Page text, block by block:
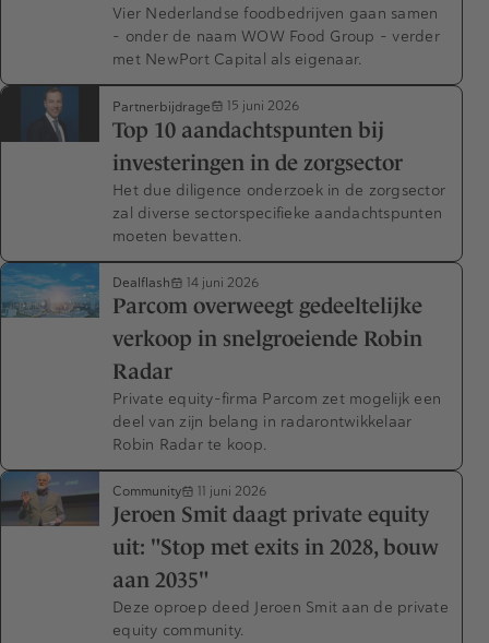
Vier Nederlandse foodbedrijven gaan samen
– onder de naam WOW Food Group – verder
met NewPort Capital als eigenaar.
Partnerbijdrage 15 juni 2026
Top 10 aandachtspunten bij
investeringen in de zorgsector
Het due diligence onderzoek in de zorgsector
zal diverse sectorspecifieke aandachtspunten
moeten bevatten.
Dealflash 14 juni 2026
Parcom overweegt gedeeltelijke
verkoop in snelgroeiende Robin
Radar
Private equity-firma Parcom zet mogelijk een
deel van zijn belang in radarontwikkelaar
Robin Radar te koop.
Community 11 juni 2026
Jeroen Smit daagt private equity
uit: "Stop met exits in 2028, bouw
aan 2035"
Deze oproep deed Jeroen Smit aan de private
equity community.